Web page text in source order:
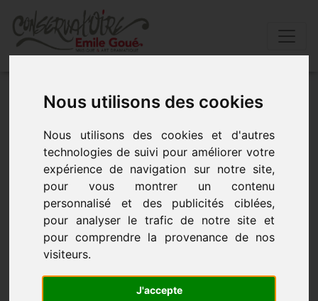
Nous utilisons des cookies
Nous utilisons des cookies et d'autres
technologies de suivi pour améliorer votre
expérience de navigation sur notre site,
pour vous montrer un contenu
personnalisé et des publicités ciblées,
pour analyser le trafic de notre site et
pour comprendre la provenance de nos
visiteurs.
J'accepte
Accueil» Actualités» Fermeture du conservatoire.
Fermeture du Conservatoire.
- le 5 janvier 2020 à 11h08